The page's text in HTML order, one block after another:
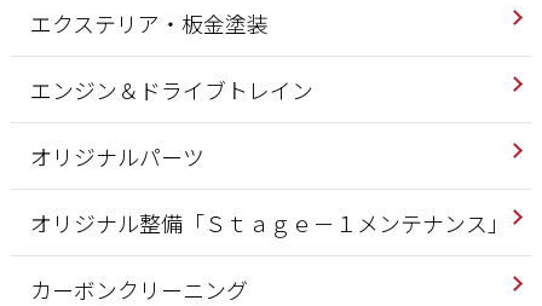
エクステリア・板金塗装
エンジン＆ドライブトレイン
オリジナルパーツ
オリジナル整備「Ｓｔａｇｅ－１メンテナンス」
カーボンクリーニング